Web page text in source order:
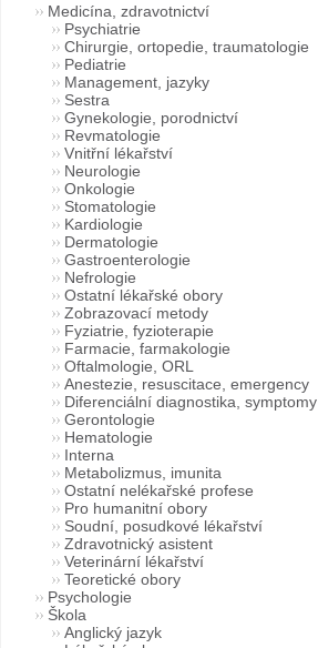
Medicína, zdravotnictví
Psychiatrie
Chirurgie, ortopedie, traumatologie
Pediatrie
Management, jazyky
Sestra
Gynekologie, porodnictví
Revmatologie
Vnitřní lékařství
Neurologie
Onkologie
Stomatologie
Kardiologie
Dermatologie
Gastroenterologie
Nefrologie
Ostatní lékařské obory
Zobrazovací metody
Fyziatrie, fyzioterapie
Farmacie, farmakologie
Oftalmologie, ORL
Anestezie, resuscitace, emergency
Diferenciální diagnostika, symptomy
Gerontologie
Hematologie
Interna
Metabolizmus, imunita
Ostatní nelékařské profese
Pro humanitní obory
Soudní, posudkové lékařství
Zdravotnický asistent
Veterinární lékařství
Teoretické obory
Psychologie
Škola
Anglický jazyk